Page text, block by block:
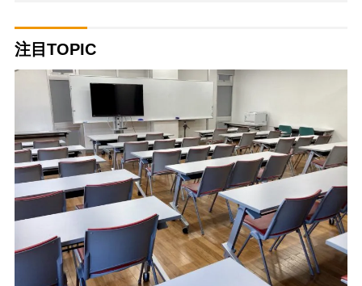
注目TOPIC